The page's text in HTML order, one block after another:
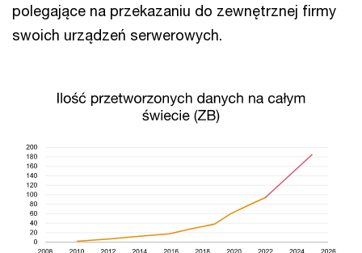
polegające na przekazaniu do zewnętrznej firmy
swoich urządzeń serwerowych.